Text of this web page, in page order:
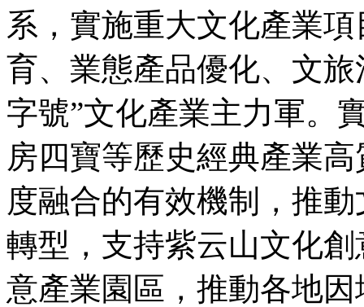
系，實施重大文化產業
育、業態產品優化、文
字號”文化產業主力軍。
房四寶等歷史經典產業
度融合的有效機制，推
轉型，支持紫云山文化
意產業園區，推動各地